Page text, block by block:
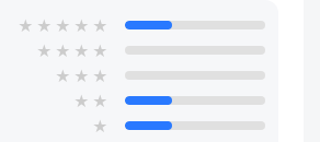
★ ★ ★ ★ ★
★ ★ ★ ★
★ ★ ★
★ ★
★